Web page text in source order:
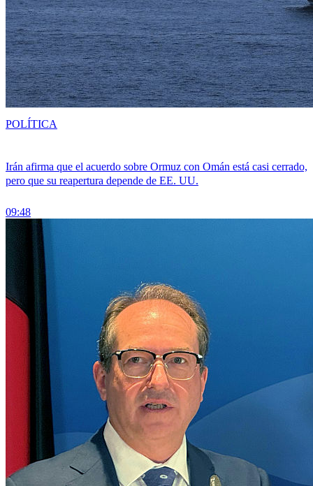
Irán afirma que el acuerdo sobre Ormuz con Omán está casi cerrado,
pero que su reapertura depende de EE. UU.
09:48
POLÍTICA